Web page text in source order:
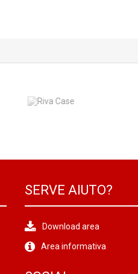
SERVE AIUTO?
Download area
Area informativa